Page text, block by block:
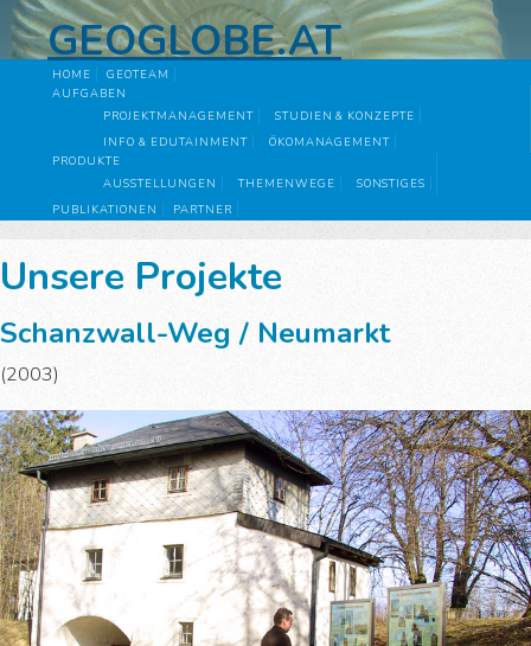
GEOGLOBE.AT
HOME
GEOTEAM
AUFGABEN
PROJEKTMANAGEMENT
STUDIEN & KONZEPTE
INFO & EDUTAINMENT
ÖKOMANAGEMENT
PRODUKTE
AUSSTELLUNGEN
THEMENWEGE
SONSTIGES
PUBLIKATIONEN
PARTNER
Unsere Projekte
Schanzwall-Weg / Neumarkt
(2003)